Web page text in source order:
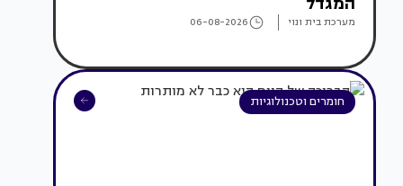
מערכת בית ונוי 06-08-2026
חומרים וטכנולוגיות